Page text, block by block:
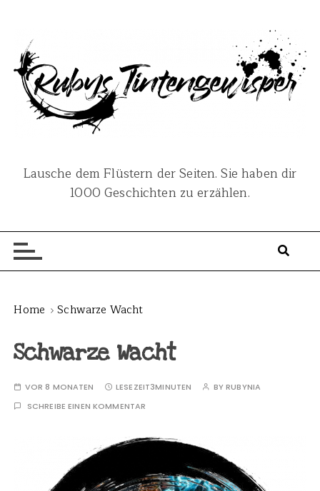
Lausche dem Flüstern der Seiten. Sie haben dir
1000 Geschichten zu erzählen.
Home Schwarze Wacht
Schwarze Wacht
VOR 8 MONATEN LESEZEIT3MINUTEN BYRUBYNIA
SCHREIBE EINEN KOMMENTAR